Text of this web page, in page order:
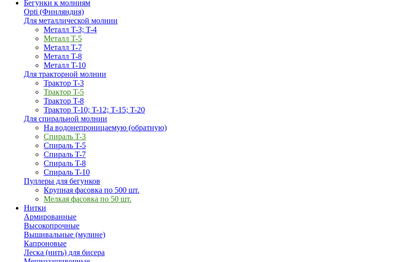
Бегунки к молниям
Opti (Финляндия)
Для металлической молнии
Металл T-3; T-4
Металл T-5
Металл T-7
Металл T-8
Металл T-10
Для тракторной молнии
Трактор T-3
Трактор T-5
Трактор T-8
Трактор T-10; T-12; Т-15; T-20
Для спиральной молнии
На водонепроницаемую (обратную)
Спираль T-3
Спираль T-5
Спираль T-7
Спираль T-8
Спираль T-10
Пуллеры для бегунков
Крупная фасовка по 500 шт.
Мелкая фасовка по 50 шт.
Нитки
Армированные
Высокопрочные
Вышивальные (мулине)
Капроновые
Леска (нить) для бисера